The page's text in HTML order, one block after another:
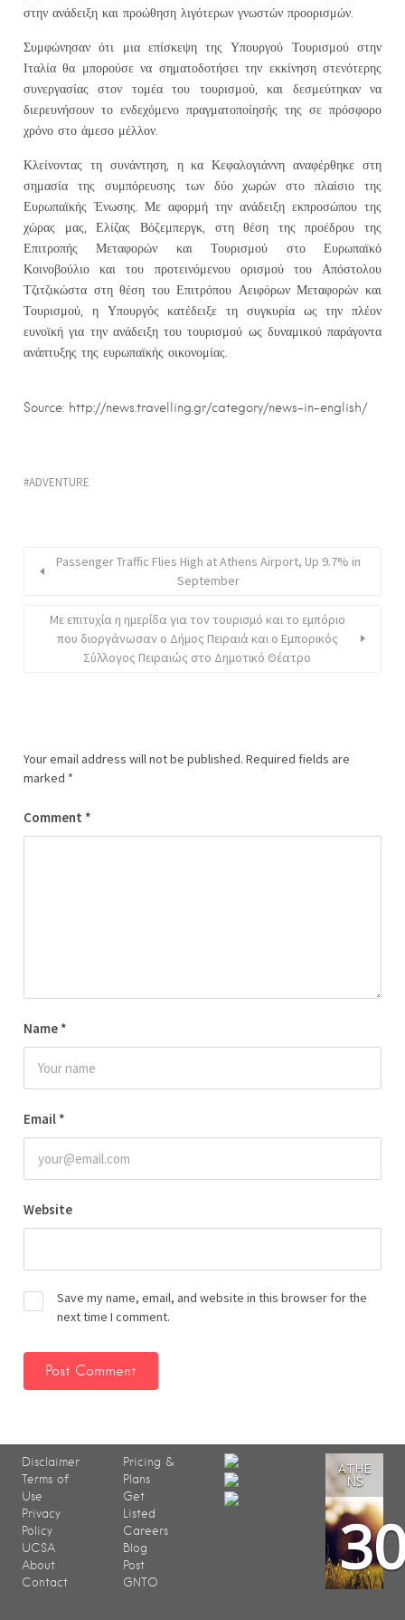
στην ανάδειξη και προώθηση λιγότερων γνωστών προορισμών.
Συμφώνησαν ότι μια επίσκεψη της Υπουργού Τουρισμού στην
Ιταλία θα μπορούσε να σηματοδοτήσει την εκκίνηση στενότερης
συνεργασίας στον τομέα του τουρισμού, και δεσμεύτηκαν να
διερευνήσουν το ενδεχόμενο πραγματοποίησής της σε πρόσφορο
χρόνο στο άμεσο μέλλον.
Κλείνοντας τη συνάντηση, η κα Κεφαλογιάννη αναφέρθηκε στη
σημασία της συμπόρευσης των δύο χωρών στο πλαίσιο της
Ευρωπαϊκής Ένωσης. Με αφορμή την ανάδειξη εκπροσώπου της
χώρας μας, Ελίζας Βόζεμπεργκ, στη θέση της προέδρου της
Επιτροπής Μεταφορών και Τουρισμού στο Ευρωπαϊκό
Κοινοβούλιο και του προτεινόμενου ορισμού του Απόστολου
Τζιτζικώστα στη θέση του Επιτρόπου Αειφόρων Μεταφορών και
Τουρισμού, η Υπουργός κατέδειξε τη συγκυρία ως την πλέον
ευνοϊκή για την ανάδειξη του τουρισμού ως δυναμικού παράγοντα
ανάπτυξης της ευρωπαϊκής οικονομίας.
Source: http://news.travelling.gr/category/news-in-english/
ADVENTURE
Passenger Traffic Flies High at Athens Airport, Up 9.7% in
September
Με επιτυχία η ημερίδα για τον τουρισμό και το εμπόριο
που διοργάνωσαν ο Δήμος Πειραιά και ο Εμπορικός
Σύλλογος Πειραιώς στο Δημοτικό Θέατρο
Your email address will not be published. Required fields are
marked *
Comment *
Name *
Email *
Website
Save my name, email, and website in this browser for the
next time I comment.
Disclaimer
Terms of
Use
Privacy
Policy
UCSA
About
Contact
Pricing &
Plans
Get
Listed
Careers
Blog
Post
GNTO
ATHE
NS